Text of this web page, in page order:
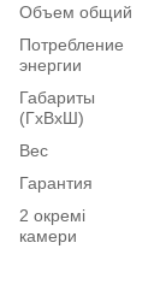
Объем общий
Потребление
энергии
Габариты
(ГхВхШ)
Вес
Гарантия
2 окремі
камери